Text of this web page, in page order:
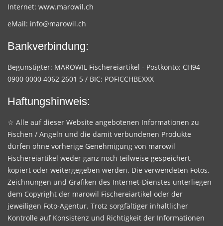
Internet: www.marowil.ch
eMail: info@marowil.ch
Bankverbindung:
Begünstigter: MAROWIL Fischereiartikel - Postkonto: CH94
0900 0000 4062 2601 5 / BIC: POFICCHBEXXX
Haftungshinweis:
☆ Alle auf dieser Website angebotenen Informationen zu
Fischen / Angeln und die damit verbundenen Produkte
dürfen ohne vorherige Genehmigung von marowil
Fischereiartikel weder ganz noch teilweise gespeichert,
kopiert oder weitergegeben werden. Die verwendeten Fotos,
Zeichnungen und Grafiken des Internet-Dienstes unterliegen
dem Copyright der marowil Fischereiartikel oder der
jeweiligen Foto-Agentur. Trotz sorgfältiger inhaltlicher
Kontrolle auf Konsistenz und Richtigkeit der Informationen